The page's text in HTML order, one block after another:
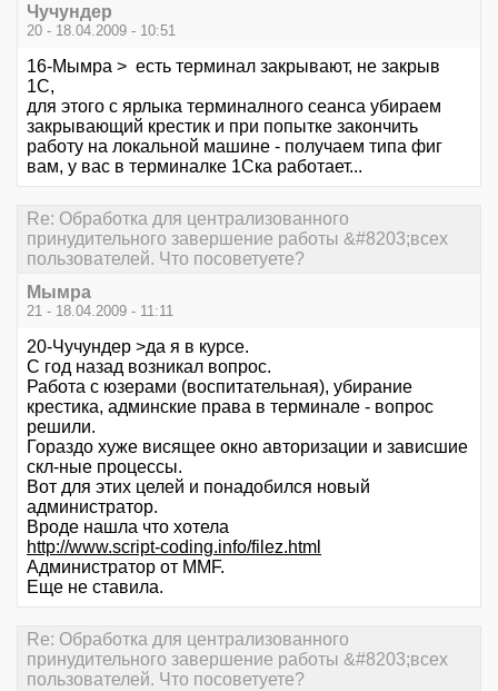
Чучундер
20 - 18.04.2009 - 10:51
16-Мымра > есть терминал закрывают, не закрыв
1С,
для этого с ярлыка терминалного сеанса убираем
закрывающий крестик и при попытке закончить
работу на локальной машине - получаем типа фиг
вам, у вас в терминалке 1Ска работает...
Re: Обработка для централизованного
принудительного завершение работы &#8203;всех
пользователей. Что посоветуете?
Мымра
21 - 18.04.2009 - 11:11
20-Чучундер >да я в курсе.
С год назад возникал вопрос.
Работа с юзерами (воспитательная), убирание
крестика, админские права в терминале - вопрос
решили.
Гораздо хуже висящее окно авторизации и зависшие
скл-ные процессы.
Вот для этих целей и понадобился новый
администратор.
Вроде нашла что хотела
http://www.script-coding.info/filez.html
Администратор от MMF.
Еще не ставила.
Re: Обработка для централизованного
принудительного завершение работы &#8203;всех
пользователей. Что посоветуете?